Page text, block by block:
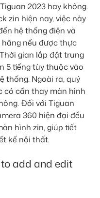
2023 hay không.
zin hiện nay, việc này
hệ thống điện và
nếu được thực
gian lắp đặt trung
5 tiếng tùy thuộc vào
thống. Ngoài ra, quý
có cần thay màn hình
Đối với Tiguan
360 hiện đại đều
hình zin, giúp tiết
kế nội thất.
add and edit